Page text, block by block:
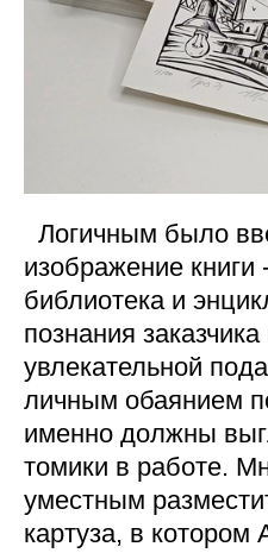
Логичным было
изображение
библиотека и
познания
увлекательной
личным обаянием
именно должны
томики в работе.
уместным
картуза, в котором